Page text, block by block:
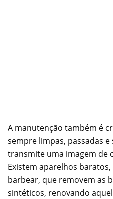
A manutenção também é
sempre limpas, passadas e
transmite uma imagem de
Existem aparelhos
barbear, que removem as
sintéticos, renovando